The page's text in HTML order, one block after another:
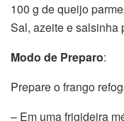
100 g de queijo
Sal, azeite e salsinha
Modo de Preparo:
Prepare o frango
– Em uma frigideira